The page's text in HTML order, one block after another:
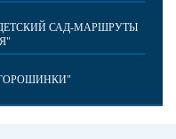
САД-МАРШРУТЫ